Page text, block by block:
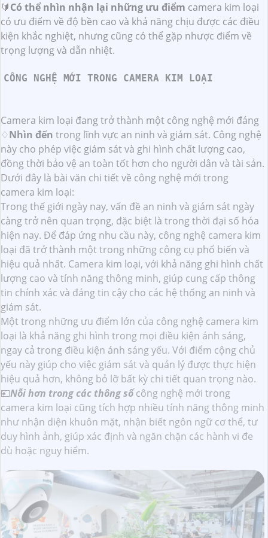
🔰Có thể nhìn nhận lại những ưu điểm camera kim loại
có ưu điểm về độ bền cao và khả năng chịu được các điều
kiện khắc nghiệt, nhưng cũng có thể gặp nhược điểm về
trọng lượng và dẫn nhiệt.
CÔNG NGHỆ MỚI TRONG CAMERA KIM LOẠI
Camera kim loại đang trở thành một công nghệ mới đáng
♢Nhìn đến trong lĩnh vực an ninh và giám sát. Công nghệ
này cho phép việc giám sát và ghi hình chất lượng cao,
đồng thời bảo vệ an toàn tốt hơn cho người dân và tài sản.
Dưới đây là bài văn chi tiết về công nghệ mới trong
camera kim loại:
Trong thế giới ngày nay, vấn đề an ninh và giám sát ngày
càng trở nên quan trọng, đặc biệt là trong thời đại số hóa
hiện nay. Để đáp ứng nhu cầu này, công nghệ camera kim
loại đã trở thành một trong những công cụ phổ biến và
hiệu quả nhất. Camera kim loại, với khả năng ghi hình chất
lượng cao và tính năng thông minh, giúp cung cấp thông
tin chính xác và đáng tin cậy cho các hệ thống an ninh và
giám sát.
Một trong những ưu điểm lớn của công nghệ camera kim
loại là khả năng ghi hình trong mọi điều kiện ánh sáng,
ngay cả trong điều kiện ánh sáng yếu. Với điểm cộng chủ
yếu này giúp cho việc giám sát và quản lý được thực hiện
hiệu quả hơn, không bỏ lỡ bất kỳ chi tiết quan trọng nào.
💴Nỗi hơn trong các thông sốcông nghệ mới trong
camera kim loại cũng tích hợp nhiều tính năng thông minh
như nhận diện khuôn mặt, nhận biết ngôn ngữ cơ thể, tư
duy hình ảnh, giúp xác định và ngăn chặn các hành vi đe
dù hoặc nguy hiểm.